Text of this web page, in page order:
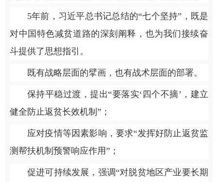
5年前，习近平总书记总结的“七个坚持”，既是
对中国特色减贫道路的深刻阐释，也为我们接续奋
斗提供了思想指引。
既有战略层面的擘画，也有战术层面的部署。
保持平稳过渡，提出“要落实‘四个不摘’，建立
健全防止返贫长效机制”；
应对疫情等因素影响，要求“发挥好防止返贫监
测帮扶机制预警响应作用”；
促进可持续发展，强调“对脱贫地区产业要长期